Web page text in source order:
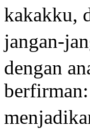
kakakku,
jangan-
dengan